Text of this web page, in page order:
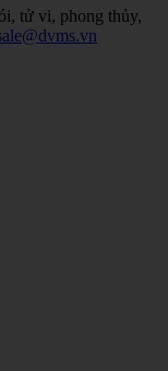
tử vi, phong thủy,